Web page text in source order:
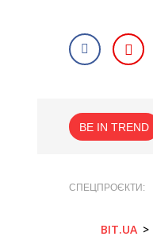
BE IN TREND
СПЕЦПРОЄКТИ
BIT.UA